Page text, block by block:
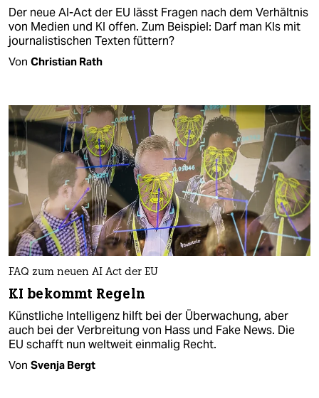
Der neue AI-Act der EU lässt Fragen nach dem Verhältnis
von Medien und KI offen. Zum Beispiel: Darf man KIs mit
journalistischen Texten füttern?
Von Christian Rath
FAQ zum neuen AI Act der EU
KI bekommt Regeln
Künstliche Intelligenz hilft bei der Überwachung, aber
auch bei der Verbreitung von Hass und Fake News. Die
EU schafft nun weltweit einmalig Recht.
Von Svenja Bergt